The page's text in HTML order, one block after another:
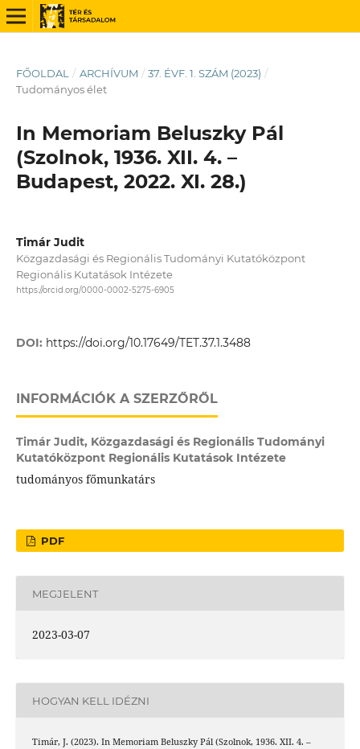
FŐOLDAL / ARCHÍVUM / 37. ÉVF. 1. SZÁM (2023) /
Tudományos élet
In Memoriam Beluszky Pál
(Szolnok, 1936. XII. 4. –
Budapest, 2022. XI. 28.)
Timár Judit
Közgazdasági és Regionális Tudományi Kutatóközpont
Regionális Kutatások Intézete
https://orcid.org/0000-0002-5275-6905
DOI: https://doi.org/10.17649/TET.37.1.3488
INFORMÁCIÓK A SZERZŐRŐL
Timár Judit, Közgazdasági és Regionális Tudományi
Kutatóközpont Regionális Kutatások Intézete
tudományos főmunkatárs
PDF
MEGJELENT
2023-03-07
HOGYAN KELL IDÉZNI
Timár, J. (2023). In Memoriam Beluszky Pál (Szolnok, 1936. XII. 4. –